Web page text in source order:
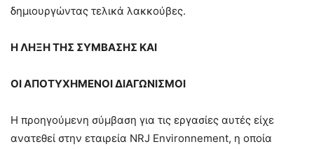
δημιουργώντας τελικά λακκούβες.
Η ΛΗΞΗ ΤΗΣ ΣΥΜΒΑΣΗΣ ΚΑΙ
ΟΙ ΑΠΟΤΥΧΗΜΕΝΟΙ ΔΙΑΓΩΝΙΣΜΟΙ
Η προηγούμενη σύμβαση για τις εργασίες αυτές είχε
ανατεθεί στην εταιρεία NRJ Environnement, η οποία